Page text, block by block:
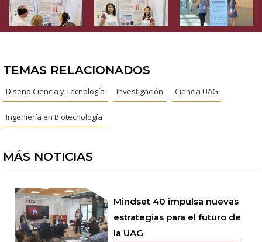
TEMAS RELACIONADOS
Diseño Ciencia y Tecnología Investigación Ciencia UAG
Ingeniería en Biotecnología
MÁS NOTICIAS
Mindset 40 impulsa nuevas
estrategias para el futuro de
la UAG